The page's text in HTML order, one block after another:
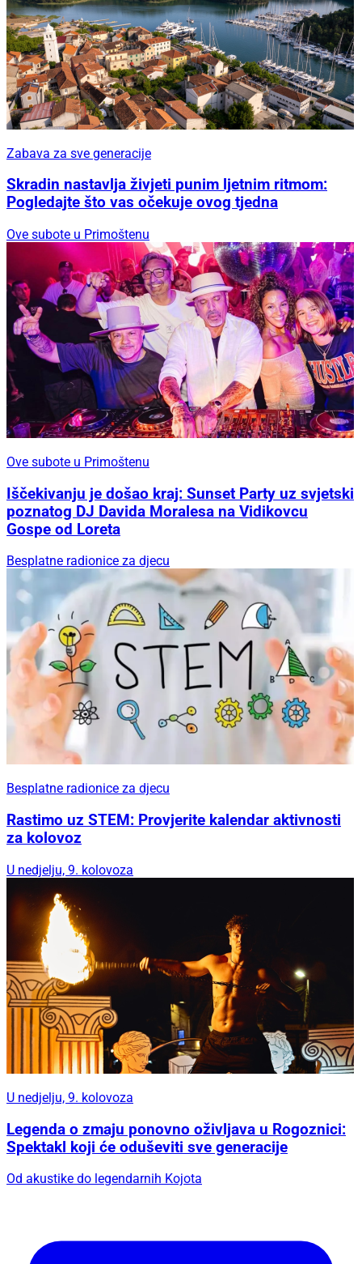
Zabava za sve generacije
Skradin nastavlja živjeti punim ljetnim ritmom:
Pogledajte što vas očekuje ovog tjedna
Ove subote u Primoštenu
Ove subote u Primoštenu
Iščekivanju je došao kraj: Sunset Party uz svjetski
poznatog DJ Davida Moralesa na Vidikovcu
Gospe od Loreta
Besplatne radionice za djecu
Besplatne radionice za djecu
Rastimo uz STEM: Provjerite kalendar aktivnosti
za kolovoz
U nedjelju, 9. kolovoza
U nedjelju, 9. kolovoza
Legenda o zmaju ponovno oživljava u Rogoznici:
Spektakl koji će oduševiti sve generacije
Od akustike do legendarnih Kojota